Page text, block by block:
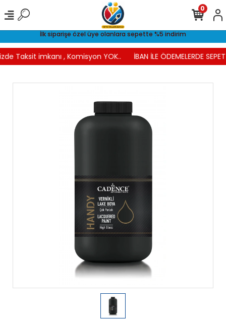
İlk siparişe özel üye olanlara sepette %5 indirim
Taksit imkanı , Komisyon YOK.. İBAN İLE ÖDEMELERDE
0